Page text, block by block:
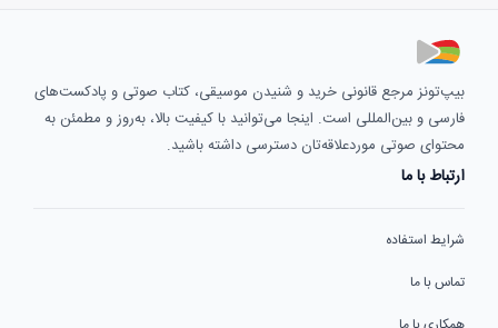
بیپ‌تونز مرجع قانونی خرید و شنیدن موسیقی، کتاب صوتی و پادکست‌های
فارسی و بین‌المللی است. اینجا می‌توانید با کیفیت بالا، به‌روز و مطمئن به
محتوای صوتی موردعلاقه‌تان دسترسی داشته باشید.
ارتباط با ما
شرایط استفاده
تماس با ما